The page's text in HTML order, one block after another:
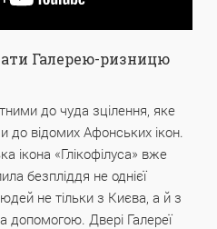
Галерею-ризницю
до чуда зцілення, яке
до відомих Афонських ікон.
ікона «Глікофілуса» вже
безпліддя не однієї
не тільки з Києва, а й з
допомогою. Двері Галереї